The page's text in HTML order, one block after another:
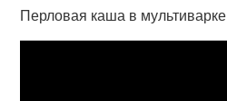
Перловая каша в мультиварке